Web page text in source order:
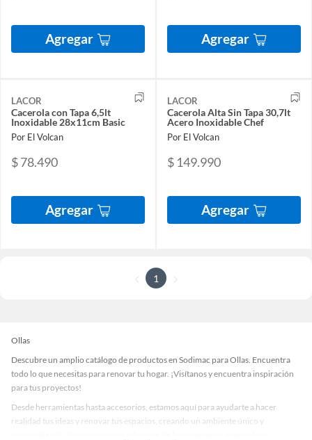
Agregar Agregar
LACOR
Cacerola con Tapa 6,5lt
Inoxidable 28x11cm Basic
Por El Volcan
$ 78.490
Agregar
LACOR
Cacerola Alta Sin Tapa 30,7lt
Acero Inoxidable Chef
Por El Volcan
$ 149.990
Agregar
1
Ollas
Descubre un amplio catálogo de productos en Sodimac para Ollas. Encuentra
todo lo que necesitas para renovar tu hogar. ¡Visítanos y encuentra inspiración
para tus proyectos!
Desde herramientas hasta accesorios, estamos aquí para ayudarte a hacer
realidad tus ideas y renovar tus espacios, creando un ambiente único y